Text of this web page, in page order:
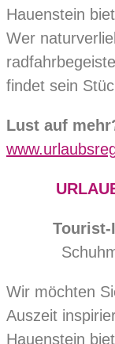
Hauenstein
Wer
findet sein
Lust auf
Tourist-
Wir möchten
Auszeit
Hauenstein